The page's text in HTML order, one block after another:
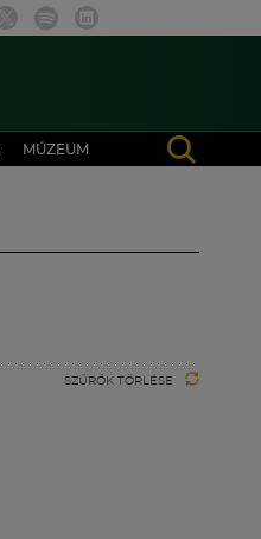
MÚZEUM
SZŰRŐK TÖRLÉSE